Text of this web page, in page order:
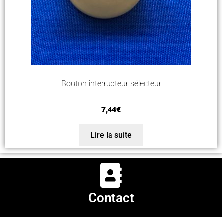
Bouton interrupteur sélecteur
7,44€
Lire la suite
Contact